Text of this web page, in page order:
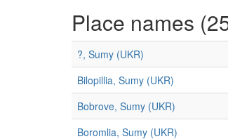
Place names
?, Sumy (UKR)
Bilopillia, Sumy (UKR)
Bobrove, Sumy (UKR)
Boromlia, Sumy (UKR)